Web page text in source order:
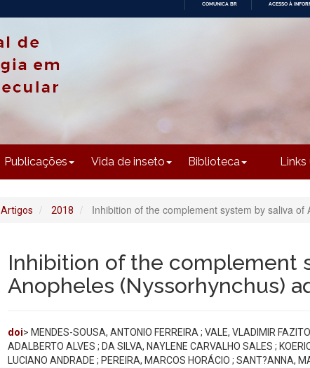
COMUNICA BR ACESSO À
Publicações Vida de inseto Biblioteca Links
Artigos 2018 Inhibition of the complement system by saliva
Inhibition of the complement
Anopheles (Nyssorhynchus)
doi> MENDES-SOUSA, ANTONIO FERREIRA ; VALE, VLADIMIR
ADALBERTO ALVES ; DA SILVA, NAYLENE CARVALHO SALES ;
LUCIANO ANDRADE ; PEREIRA, MARCOS HORÁCIO ; SANT?ANNA,